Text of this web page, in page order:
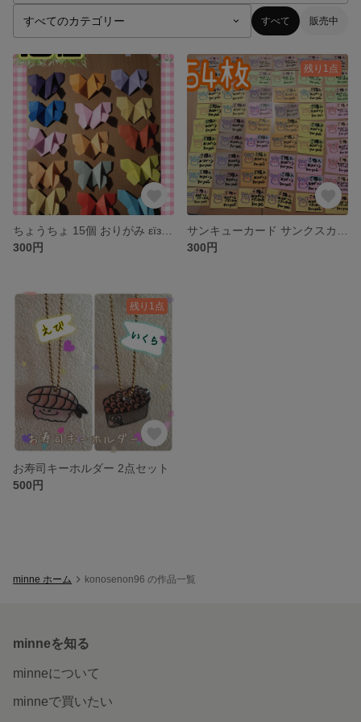
すべて 販売中
300円
残り1点
300円
残り1点
お寿司キーホルダー 2点セット
500円
minne ホーム konosenon96 の作品一覧
minneを知る
minneについて
minneで買いたい